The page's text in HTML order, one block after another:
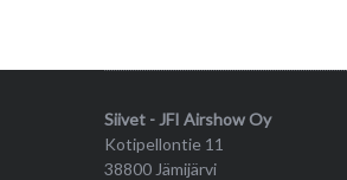
Siivet - JFI Airshow Oy
Kotipellontie 11
38800 Jämijärvi